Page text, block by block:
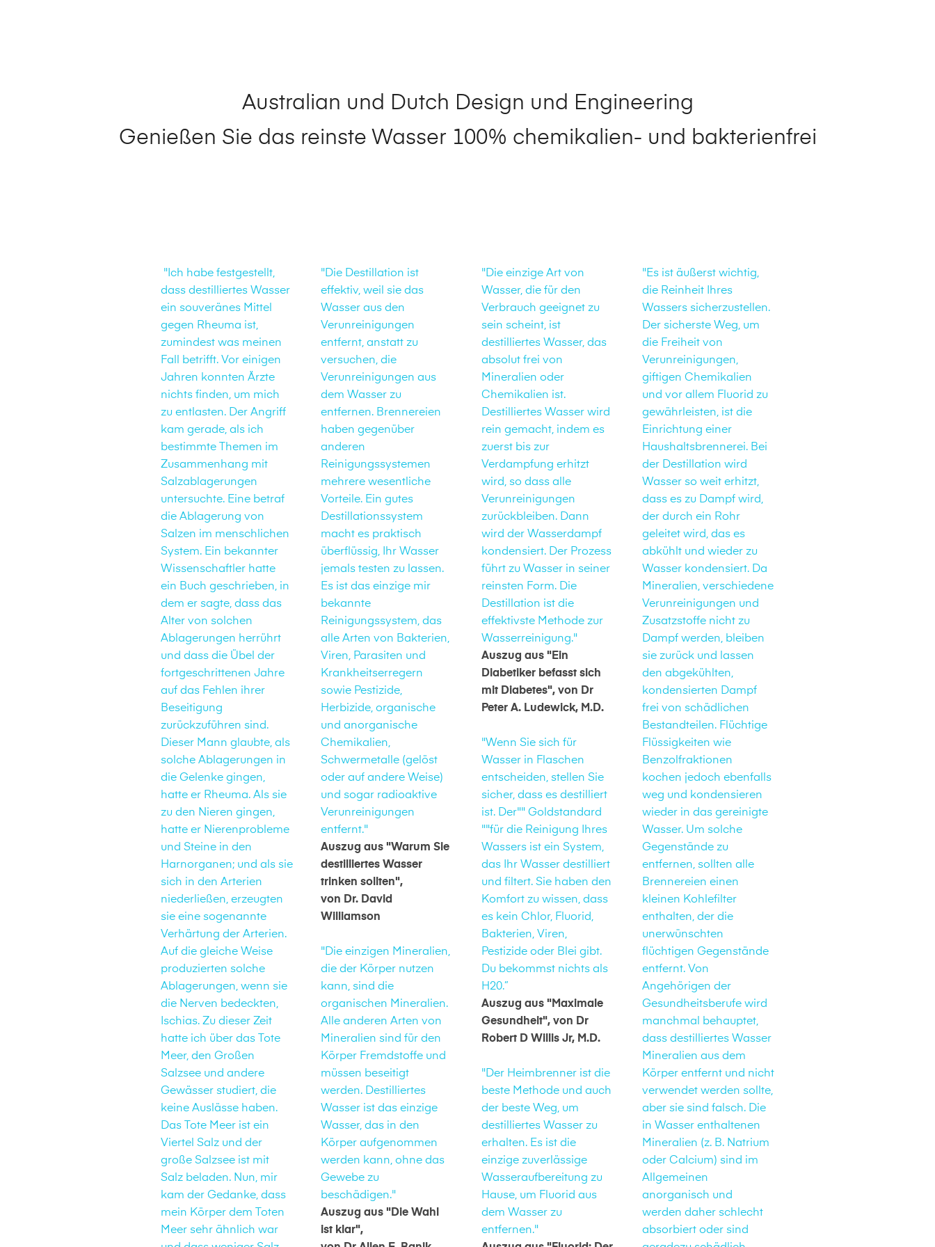
Australian und Dutch Design und Engineering
Genießen Sie das reinste Wasser 100% chemikalien- und bakterienfrei
"Ich habe festgestellt,
dass destilliertes Wasser
ein souveränes Mittel
gegen Rheuma ist,
zumindest was meinen
Fall betrifft. Vor einigen
Jahren konnten Ärzte
nichts finden, um mich
zu entlasten. Der Angriff
kam gerade, als ich
bestimmte Themen im
Zusammenhang mit
Salzablagerungen
untersuchte. Eine betraf
die Ablagerung von
Salzen im menschlichen
System. Ein bekannter
Wissenschaftler hatte
ein Buch geschrieben, in
dem er sagte, dass das
Alter von solchen
Ablagerungen herrührt
und dass die Übel der
fortgeschrittenen Jahre
auf das Fehlen ihrer
Beseitigung
zurückzuführen sind.
Dieser Mann glaubte, als
solche Ablagerungen in
die Gelenke gingen,
hatte er Rheuma. Als sie
zu den Nieren gingen,
hatte er Nierenprobleme
und Steine in den
Harnorganen; und als sie
sich in den Arterien
niederließen, erzeugten
sie eine sogenannte
Verhärtung der Arterien.
Auf die gleiche Weise
produzierten solche
Ablagerungen, wenn sie
die Nerven bedeckten,
Ischias. Zu dieser Zeit
hatte ich über das Tote
Meer, den Großen
Salzsee und andere
Gewässer studiert, die
keine Auslässe haben.
Das Tote Meer ist ein
Viertel Salz und der
große Salzsee ist mit
Salz beladen. Nun, mir
kam der Gedanke, dass
mein Körper dem Toten
Meer sehr ähnlich war
"Die Destillation ist
effektiv, weil sie das
Wasser aus den
Verunreinigungen
entfernt, anstatt zu
versuchen, die
Verunreinigungen aus
dem Wasser zu
entfernen. Brennereien
haben gegenüber
anderen
Reinigungssystemen
mehrere wesentliche
Vorteile. Ein gutes
Destillationssystem
macht es praktisch
überflüssig, Ihr Wasser
jemals testen zu lassen.
Es ist das einzige mir
bekannte
Reinigungssystem, das
alle Arten von Bakterien,
Viren, Parasiten und
Krankheitserregern
sowie Pestizide,
Herbizide, organische
und anorganische
Chemikalien,
Schwermetalle (gelöst
oder auf andere Weise)
und sogar radioaktive
Verunreinigungen
entfernt."
Auszug aus "Warum Sie
destilliertes Wasser
trinken sollten",
von Dr. David
Williamson
"Die einzigen Mineralien,
die der Körper nutzen
kann, sind die
organischen Mineralien.
Alle anderen Arten von
Mineralien sind für den
Körper Fremdstoffe und
müssen beseitigt
werden. Destilliertes
Wasser ist das einzige
Wasser, das in den
Körper aufgenommen
werden kann, ohne das
Gewebe zu
beschädigen."
Auszug aus "Die Wahl
ist klar",
"Die einzige Art von
Wasser, die für den
Verbrauch geeignet zu
sein scheint, ist
destilliertes Wasser, das
absolut frei von
Mineralien oder
Chemikalien ist.
Destilliertes Wasser wird
rein gemacht, indem es
zuerst bis zur
Verdampfung erhitzt
wird, so dass alle
Verunreinigungen
zurückbleiben. Dann
wird der Wasserdampf
kondensiert. Der Prozess
führt zu Wasser in seiner
reinsten Form. Die
Destillation ist die
effektivste Methode zur
Wasserreinigung."
Auszug aus "Ein
Diabetiker befasst sich
mit Diabetes", von Dr
Peter A. Ludewick, M.D.
"Wenn Sie sich für
Wasser in Flaschen
entscheiden, stellen Sie
sicher, dass es destilliert
ist. Der"" Goldstandard
""für die Reinigung Ihres
Wassers ist ein System,
das Ihr Wasser destilliert
und filtert. Sie haben den
Komfort zu wissen, dass
es kein Chlor, Fluorid,
Bakterien, Viren,
Pestizide oder Blei gibt.
Du bekommst nichts als
H20.”
Auszug aus "Maximale
Gesundheit", von Dr
Robert D Willis Jr, M.D.
"Der Heimbrenner ist die
beste Methode und auch
der beste Weg, um
destilliertes Wasser zu
erhalten. Es ist die
einzige zuverlässige
Wasseraufbereitung zu
Hause, um Fluorid aus
dem Wasser zu
entfernen."
"Es ist äußerst wichtig,
die Reinheit Ihres
Wassers sicherzustellen.
Der sicherste Weg, um
die Freiheit von
Verunreinigungen,
giftigen Chemikalien
und vor allem Fluorid zu
gewährleisten, ist die
Einrichtung einer
Haushaltsbrennerei. Bei
der Destillation wird
Wasser so weit erhitzt,
dass es zu Dampf wird,
der durch ein Rohr
geleitet wird, das es
abkühlt und wieder zu
Wasser kondensiert. Da
Mineralien, verschiedene
Verunreinigungen und
Zusatzstoffe nicht zu
Dampf werden, bleiben
sie zurück und lassen
den abgekühlten,
kondensierten Dampf
frei von schädlichen
Bestandteilen. Flüchtige
Flüssigkeiten wie
Benzolfraktionen
kochen jedoch ebenfalls
weg und kondensieren
wieder in das gereinigte
Wasser. Um solche
Gegenstände zu
entfernen, sollten alle
Brennereien einen
kleinen Kohlefilter
enthalten, der die
unerwünschten
flüchtigen Gegenstände
entfernt. Von
Angehörigen der
Gesundheitsberufe wird
manchmal behauptet,
dass destilliertes Wasser
Mineralien aus dem
Körper entfernt und nicht
verwendet werden sollte,
aber sie sind falsch. Die
in Wasser enthaltenen
Mineralien (z. B. Natrium
oder Calcium) sind im
Allgemeinen
anorganisch und
werden daher schlecht
absorbiert oder sind